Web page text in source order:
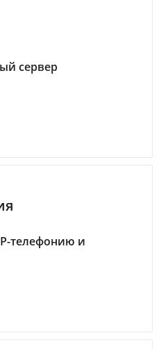
сервер
телефонию и